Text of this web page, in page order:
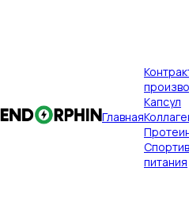
Главная
Капсул
питания
Публикации
Какие